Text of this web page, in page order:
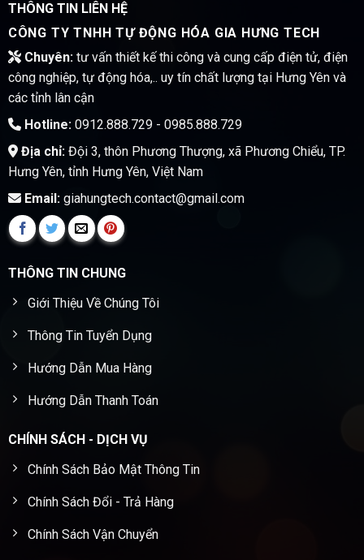
THÔNG TIN LIÊN HỆ
CÔNG TY TNHH TỰ ĐỘNG HÓA GIA HƯNG TECH
Chuyên:tư vấn thiết kế thi công và cung cấp điện tử, điện
công nghiệp, tự động hóa,.. uy tín chất lượng tại Hưng Yên và
các tỉnh lân cận
Hotline:0912.888.729 - 0985.888.729
Địa chỉ:Đội 3, thôn Phương Thượng, xã Phương Chiểu, TP.
Hưng Yên, tỉnh Hưng Yên, Việt Nam
Email:giahungtech.contact@gmail.com
THÔNG TIN CHUNG
Giới Thiệu Về Chúng Tôi
Thông Tin Tuyển Dụng
Hướng Dẫn Mua Hàng
Hướng Dẫn Thanh Toán
CHÍNH SÁCH - DỊCH VỤ
Chính Sách Bảo Mật Thông Tin
Chính Sách Đổi - Trả Hàng
Chính Sách Vận Chuyển